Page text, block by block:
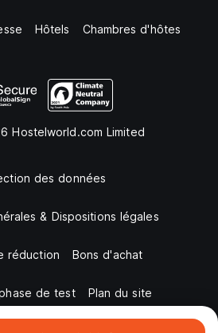
Hôtels Chambres d'hôtes
Hostelworld.com Limited
des données
& Dispositions légales
réduction Bons d'achat
de test Plan du site